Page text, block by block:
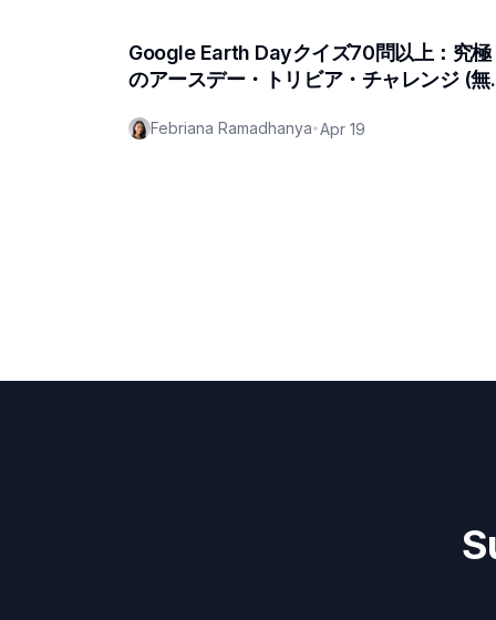
Google Earth Dayクイズ70問以上：究極
のアースデー・トリビア・チャレンジ (無
Febriana Ramadhanya•Apr 19